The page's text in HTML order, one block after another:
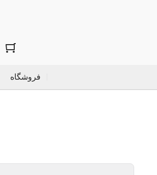
فروشگاه